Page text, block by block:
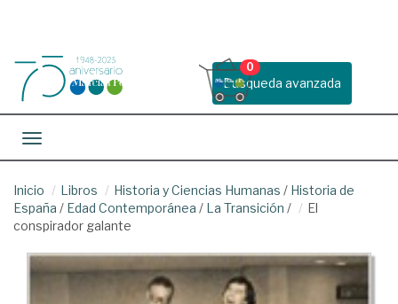
Busqueda avanzada
0
Toggle navigation
Inicio Libros Historia y Ciencias Humanas / Historia de
España / Edad Contemporánea / La Transición /
El
conspirador galante